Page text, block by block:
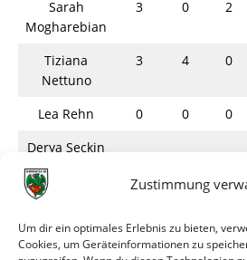
Zustimmung
Um dir ein optimales Erlebnis zu bieten,
Cookies, um Geräteinformationen zu
Sarah
Mogharebian
3 0 2
Tiziana
Nettuno
3 4 0
Lea Rehn 0 0 0
Derya Seckin
Anna Uhrig
4 0 1
Unger